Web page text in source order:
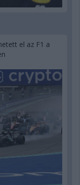
el az F1 a